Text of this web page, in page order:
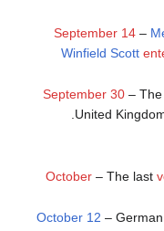
September 14–
Winfield Scott
September 30– The
United
October– The last
October 12 –